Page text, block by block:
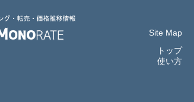
Site Map
トップ
使い方